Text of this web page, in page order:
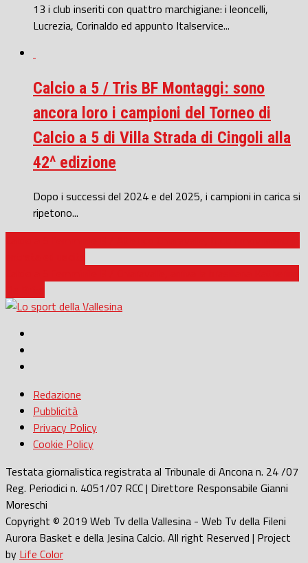
13 i club inseriti con quattro marchigiane: i leoncelli,
Lucrezia, Corinaldo ed appunto Italservice...
Calcio a 5 / Tris BF Montaggi: sono
ancora loro i campioni del Torneo di
Calcio a 5 di Villa Strada di Cingoli alla
42^ edizione
Dopo i successi del 2024 e del 2025, i campioni in carica si
ripetono...
Redazione
Pubblicità
Privacy Policy
Cookie Policy
Testata giornalistica registrata al Tribunale di Ancona n. 24 /07
Reg. Periodici n. 4051/07 RCC | Direttore Responsabile Gianni
Moreschi
Copyright © 2019 Web Tv della Vallesina - Web Tv della Fileni
Aurora Basket e della Jesina Calcio. All right Reserved | Project
by Life Color